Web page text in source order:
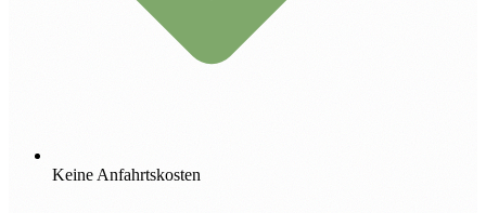
Keine Anfahrtskosten